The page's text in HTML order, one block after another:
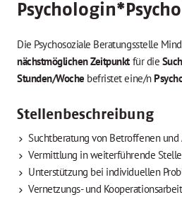
Psychologin*
Die Psychosoziale Beratungsstelle
nächstmöglichen Zeitpunkt für die
Stunden/Woche befristet eine/n
Stellenbeschreibung
Suchtberatung von Betroffenen und
Vermittlung in weiterführende
Unterstützung bei individuellen
Vernetzungs- und Kooperationsarbeit